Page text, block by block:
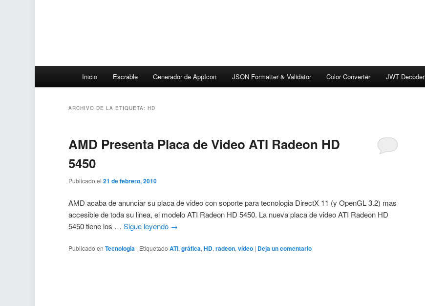
Inicio Escrable Generador de AppIcon JSON Formatter & Validator Color Converter JWT Decoder
ARCHIVO DE LA ETIQUETA:HD
AMD Presenta Placa de Video ATI Radeon HD
5450
Publicado el21 de febrero, 2010
AMD acaba de anunciar su placa de video con soporte para tecnologia DirectX 11 (y OpenGL 3.2) mas
accesible de toda su linea, el modelo ATI Radeon HD 5450. La nueva placa de video ATI Radeon HD
5450 tiene los …Sigue leyendo →
Publicado en Tecnología | Etiquetado ATI,gráfica,HD,radeon,vídeo | Deja un comentario